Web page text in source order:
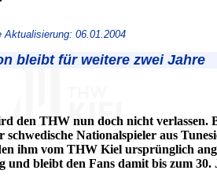
Aktualisierung: 06.01.2004
bleibt für weitere zwei Jahre
den THW nun doch nicht verlassen.
schwedische Nationalspieler aus
ihm vom THW Kiel ursprünglich
und bleibt den Fans damit bis zum 30.